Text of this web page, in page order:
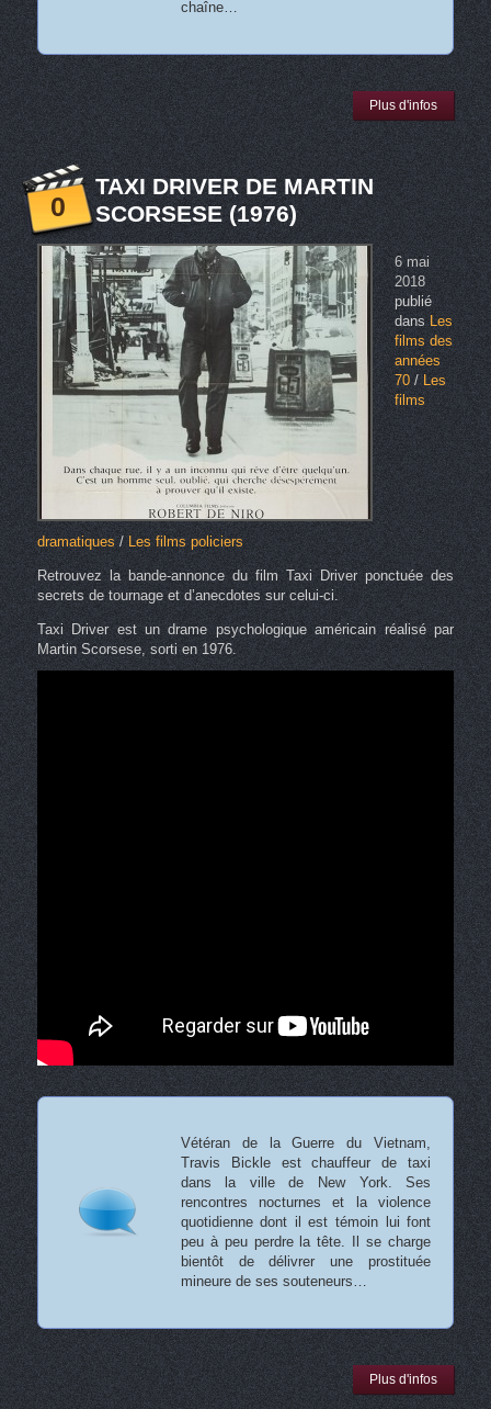
chaîne…
Plus d'infos
0
TAXI DRIVER DE MARTIN
SCORSESE (1976)
6 mai
2018
publié
dans Les
films des
années
70/Les
films
dramatiques/ Les films policiers
Retrouvez la bande-annonce du film Taxi Driver ponctuée des
secrets de tournage et d’anecdotes sur celui-ci.
Taxi Driver est un drame psychologique américain réalisé par
Martin Scorsese, sorti en 1976.
Vétéran de la Guerre du Vietnam,
Travis Bickle est chauffeur de taxi
dans la ville de New York. Ses
rencontres nocturnes et la violence
quotidienne dont il est témoin lui font
peu à peu perdre la tête. Il se charge
bientôt de délivrer une prostituée
mineure de ses souteneurs…
Plus d'infos